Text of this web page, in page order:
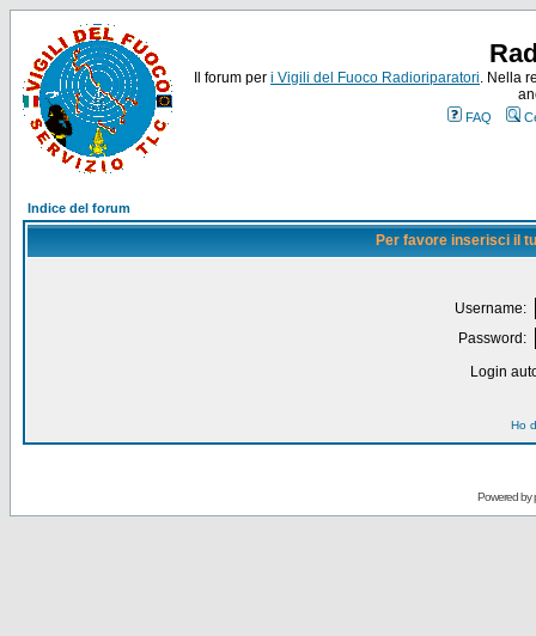
Il forum per i Vigili del Fuoco Radioriparatori. Nella
FAQ
Indice del forum
Per favore inserisci il
Username:
Password:
Login
Ho
Powered by